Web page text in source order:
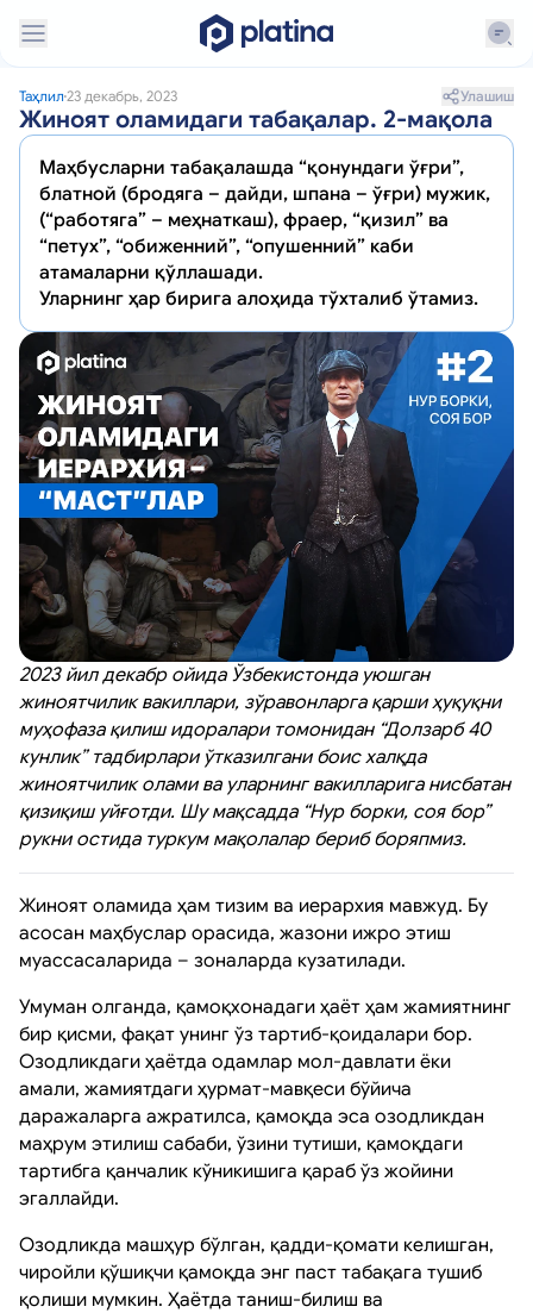
Таҳлил 23 декабрь, 2023 Улашиш
Жиноят оламидаги табақалар. 2-мақола
Маҳбусларни табақалашда “қонундаги ўғри”,
блатной (бродяга – дайди, шпана – ўғри) мужик,
(“работяга” – меҳнаткаш), фраер, “қизил” ва
“петух”, “обиженний”, “опушенний” каби
атамаларни қўллашади.
Уларнинг ҳар бирига алоҳида тўхталиб ўтамиз.
2023 йил декабр ойида Ўзбекистонда уюшган
жиноятчилик вакиллари, зўравонларга қарши ҳуқуқни
муҳофаза қилиш идоралари томонидан “Долзарб 40
кунлик” тадбирлари ўтказилгани боис халқда
жиноятчилик олами ва уларнинг вакилларига нисбатан
қизиқиш уйғотди. Шу мақсадда “Нур борки, соя бор”
рукни остида туркум мақолалар бериб боряпмиз.
Жиноят оламида ҳам тизим ва иерархия мавжуд. Бу
асосан маҳбуслар орасида, жазони ижро этиш
муассасаларида – зоналарда кузатилади.
Умуман олганда, қамоқхонадаги ҳаёт ҳам жамиятнинг
бир қисми, фақат унинг ўз тартиб-қоидалари бор.
Озодликдаги ҳаётда одамлар мол-давлати ёки
амали, жамиятдаги ҳурмат-мавқеси бўйича
даражаларга ажратилса, қамоқда эса озодликдан
маҳрум этилиш сабаби, ўзини тутиши, қамоқдаги
тартибга қанчалик кўникишига қараб ўз жойини
эгаллайди.
Озодликда машҳур бўлган, қадди-қомати келишган,
чиройли қўшиқчи қамоқда энг паст табақага тушиб
қолиши мумкин. Ҳаётда таниш-билиш ва